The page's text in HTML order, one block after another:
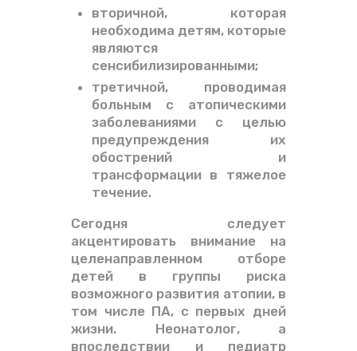
вторичной, которая
необходима детям, которые
являются
сенсибилизированными;
третичной, проводимая
больным с атопическими
заболеваниями с целью
предупреждения их
обострений и
трансформации в тяжелое
течение.
Сегодня следует
акцентировать внимание на
целенаправленном отборе
детей в группы риска
возможного развития атопии, в
том числе ПА, с первых дней
жизни. Неонатолог, а
впоследствии и педиатр